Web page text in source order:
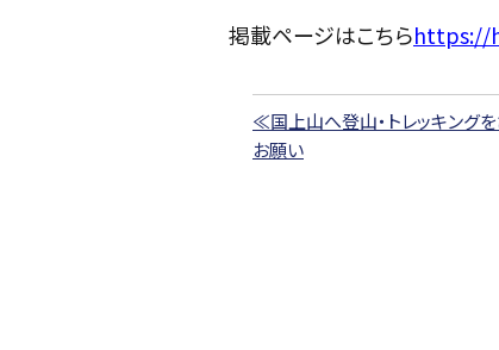
掲載ページはこちらhttps://
≪国上山へ登山・トレッキング
お願い